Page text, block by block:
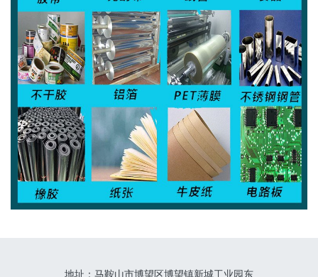
地址： 马鞍山市博望区博望镇新城工业园东